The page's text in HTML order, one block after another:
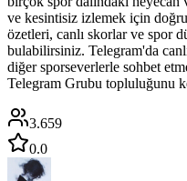
ve kesintisiz izlemek için
özetleri, canlı skorlar ve spor
bulabilirsiniz. Telegram'da
diğer sporseverlerle sohbet
Telegram Grubu topluluğunu
3.659
0.0